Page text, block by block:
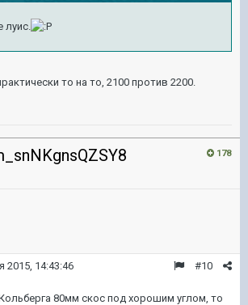
луис.
то на то, 2100 против 2200.
178
#10
2015, 14:43:46
80мм скос под хорошим углом, то